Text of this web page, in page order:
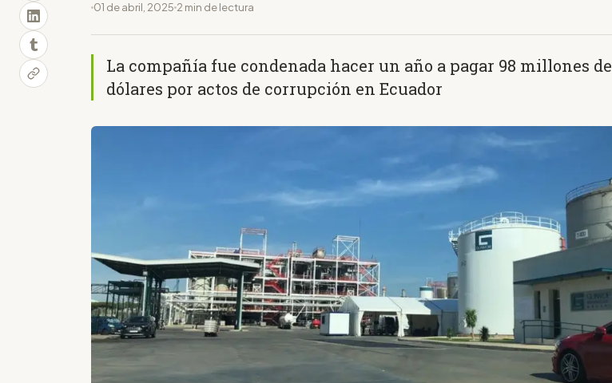
01 de abril, 2025 2 min de lectura
La compañía fue condenada hacer un año a pagar 98 millones de
dólares por actos de corrupción en Ecuador